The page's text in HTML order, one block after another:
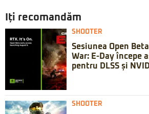
Iți recomandăm
SHOOTER
Sesiunea Open
War: E-Day începe
pentru DLSS și
SHOOTER